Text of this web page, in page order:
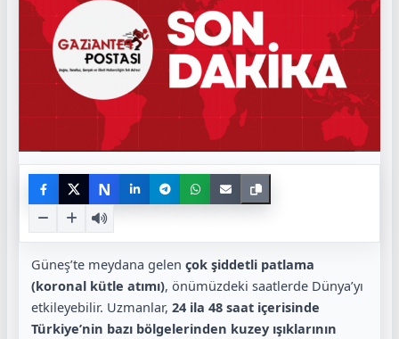
N
Güneş’te meydana gelen çok şiddetli patlama
(koronal kütle atımı), önümüzdeki saatlerde Dünya’yı
etkileyebilir. Uzmanlar, 24 ila 48 saat içerisinde
Türkiye’nin bazı bölgelerinden kuzey ışıklarının